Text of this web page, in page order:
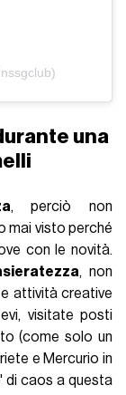
una
, perciò non
mai visto perché
con le novità.
, non
attività creative
visitate posti
(come solo un
e Mercurio in
di caos a questa